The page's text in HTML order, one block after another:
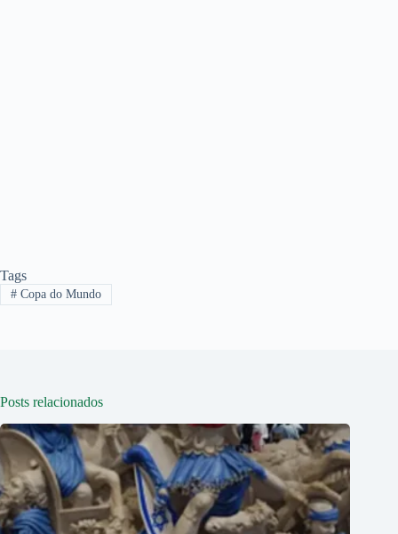
Tags
#Copa do Mundo
Posts relacionados